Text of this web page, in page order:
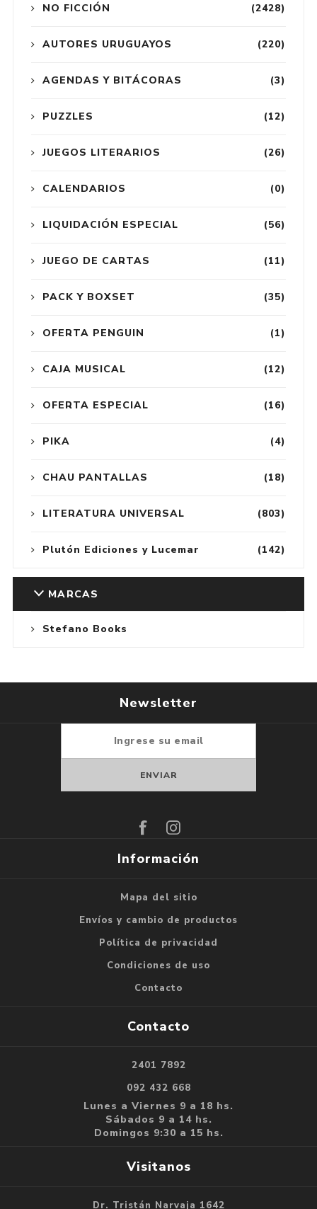
(2428)
NO FICCIÓN
(220)
AUTORES URUGUAYOS
(3)
AGENDAS Y BITÁCORAS
(12)
PUZZLES
(26)
JUEGOS LITERARIOS
(0)
CALENDARIOS
(56)
LIQUIDACIÓN ESPECIAL
(11)
JUEGO DE CARTAS
(35)
PACK Y BOXSET
(1)
OFERTA PENGUIN
(12)
CAJA MUSICAL
(16)
OFERTA ESPECIAL
(4)
PIKA
(18)
CHAU PANTALLAS
(803)
LITERATURA UNIVERSAL
(142)
Plutón Ediciones y Lucemar
MARCAS
Stefano Books
Newsletter
Información
Mapa del sitio
Envíos y cambio de productos
Política de privacidad
Condiciones de uso
Contacto
Contacto
2401 7892
092 432 668
Lunes a Viernes 9 a 18 hs.
Sábados 9 a 14 hs.
Domingos 9:30 a 15 hs.
Visitanos
Dr. Tristán Narvaja 1642